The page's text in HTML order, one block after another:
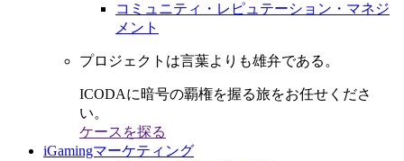
コミュニティ・レピュテーション・マネジ
メント
プロジェクトは言葉よりも雄弁である。
ICODAに暗号の覇権を握る旅をお任せくださ
い。
ケースを探る
iGamingマーケティング